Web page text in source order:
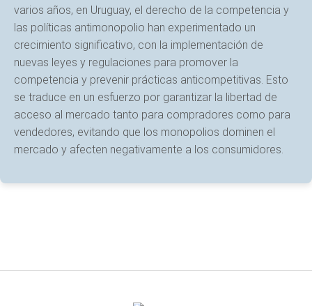
varios años, en Uruguay, el derecho de la competencia y
las políticas antimonopolio han experimentado un
crecimiento significativo, con la implementación de
nuevas leyes y regulaciones para promover la
competencia y prevenir prácticas anticompetitivas. Esto
se traduce en un esfuerzo por garantizar la libertad de
acceso al mercado tanto para compradores como para
vendedores, evitando que los monopolios dominen el
mercado y afecten negativamente a los consumidores.